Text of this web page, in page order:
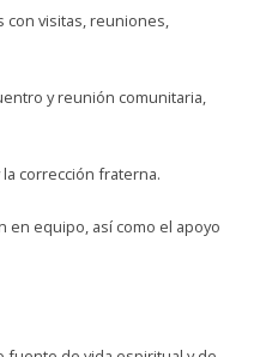
con visitas, reuniones,
y reunión comunitaria,
corrección fraterna.
en equipo, así como el apoyo